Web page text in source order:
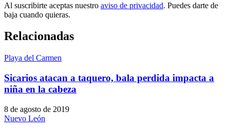
Al suscribirte aceptas nuestro aviso de privacidad. Puedes darte de
baja cuando quieras.
Relacionadas
Playa del Carmen
Sicarios atacan a taquero, bala perdida impacta a
niña en la cabeza
8 de agosto de 2019
Nuevo León